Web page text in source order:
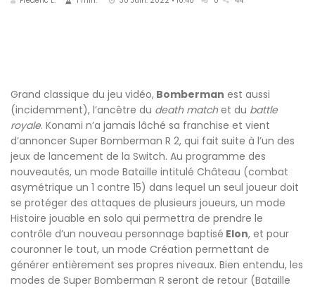
Grand classique du jeu vidéo, Bomberman est aussi
(incidemment), l’ancêtre du death matchet du battle
royale. Konami n’a jamais lâché sa franchise et vient
d’annoncer Super Bomberman R 2, qui fait suite à l’un des
jeux de lancement de la Switch. Au programme des
nouveautés, un mode Bataille intitulé Château (combat
asymétrique un 1 contre 15) dans lequel un seul joueur doit
se protéger des attaques de plusieurs joueurs, un mode
Histoire jouable en solo qui permettra de prendre le
contrôle d’un nouveau personnage baptisé Elon, et pour
couronner le tout, un mode Création permettant de
générer entièrement ses propres niveaux. Bien entendu, les
modes de Super Bomberman R seront de retour (Bataille